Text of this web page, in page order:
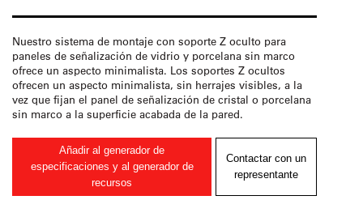
Nuestro sistema de montaje con soporte Z oculto para
paneles de señalización de vidrio y porcelana sin marco
ofrece un aspecto minimalista. Los soportes Z ocultos
ofrecen un aspecto minimalista, sin herrajes visibles, a la
vez que fijan el panel de señalización de cristal o porcelana
sin marco a la superficie acabada de la pared.
Añadir al generador de
especificaciones y al generador de
recursos
Contactar con un
representante